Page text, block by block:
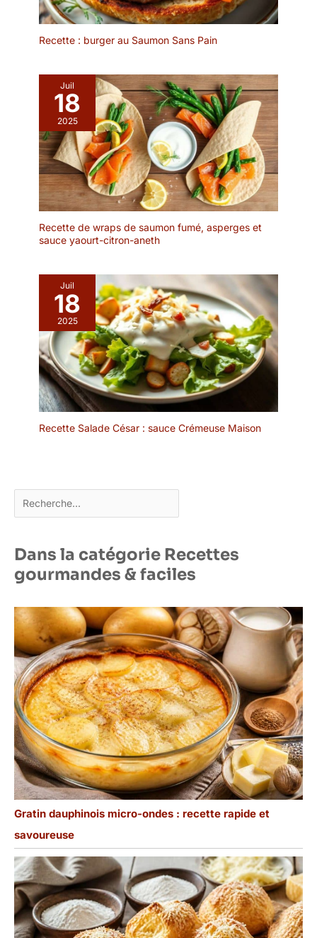
produits compostables
sont exempts de
produits chimiques
100 % naturels et sans
danger pour les aliments,
parfaits pour tous les
repas. ​🦢 Couverts lisses
et sans échardes. Pas de
goût de bois.
chimique n'est utilisé !
avec ses propres étuis.
Élément élégant pour
une utilisation dans les
les plats à emporter. ✅ 21
cm de longueur, 4,5 mm
d'épaisseur : facile à
tenir, même pour les
débutants. Les
baguettes de moins de
4,5 mm d'épaisseur sont
difficiles à tenir. Qu'est-
ce que Genroku ?
japonaise de 1688 à
1704, l'âge d'or de la
caractéristique des
baguettes Genroku est
qu'il y a une rainure au
milieu, ce qui les rend
plus faciles à diviser et à
utiliser.
Recette : burger au Saumon Sans Pain
Juil
18
2025
Recette de wraps de saumon fumé, asperges et
sauce yaourt-citron-aneth
Juil
18
2025
Recette Salade César : sauce Crémeuse Maison
Rechercher
Dans la catégorie Recettes
gourmandes & faciles
Gratin dauphinois micro-ondes : recette rapide et
savoureuse